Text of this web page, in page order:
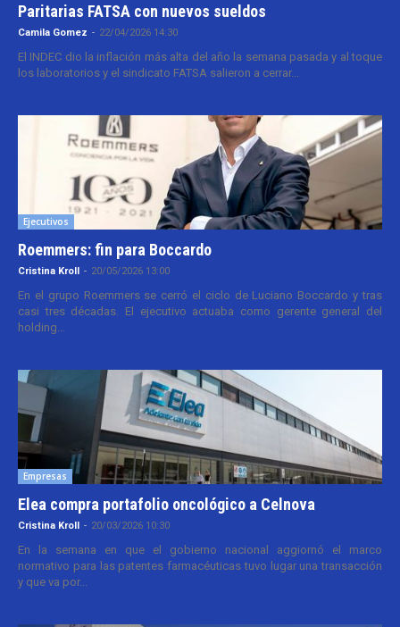
Paritarias FATSA con nuevos sueldos
Camila Gomez - 22/04/2026 14:30
El INDEC dio la inflación más alta del año la semana pasada y al toque
los laboratorios y el sindicato FATSA salieron a cerrar...
Ejecutivos
Roemmers: fin para Boccardo
Cristina Kroll - 20/05/2026 13:00
En el grupo Roemmers se cerró el ciclo de Luciano Boccardo y tras
casi tres décadas. El ejecutivo actuaba como gerente general del
holding...
Empresas
Elea compra portafolio oncológico a Celnova
Cristina Kroll - 20/03/2026 10:30
En la semana en que el gobierno nacional aggiornó el marco
normativo para las patentes farmacéuticas tuvo lugar una transacción
y que va por...